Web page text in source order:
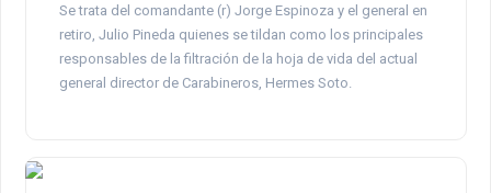
Se trata del comandante (r) Jorge Espinoza y el general en
retiro, Julio Pineda quienes se tildan como los principales
responsables de la filtración de la hoja de vida del actual
general director de Carabineros, Hermes Soto.